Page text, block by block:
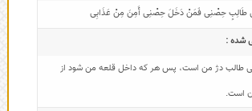
طَالِبٍ حِصْنِی فَمَنْ دَخَلَ حِصْنِی أَمِنَ مِنْ عَذَابِی
شده :
طالب دژ من است، پس هر كه داخل قلعه من شود از
است.